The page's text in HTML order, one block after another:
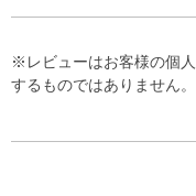
※レビューはお客様の個
するものではありません。